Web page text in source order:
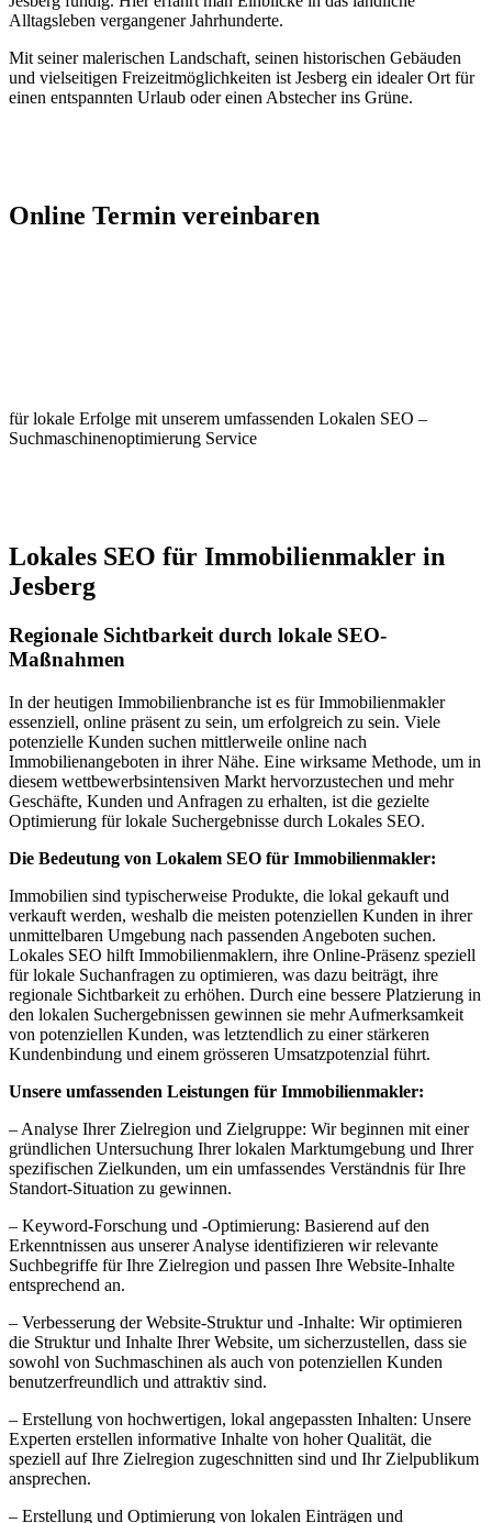
Alltagsleben vergangener Jahrhunderte.
Mit seiner malerischen Landschaft, seinen historischen Gebäuden
und vielseitigen Freizeitmöglichkeiten ist Jesberg ein idealer Ort für
einen entspannten Urlaub oder einen Abstecher ins Grüne.
Online Termin vereinbaren
für lokale Erfolge mit unserem umfassenden Lokalen SEO –
Suchmaschinenoptimierung Service
Lokales SEO für Immobilienmakler in
Jesberg
Regionale Sichtbarkeit durch lokale SEO-
Maßnahmen
In der heutigen Immobilienbranche ist es für Immobilienmakler
essenziell, online präsent zu sein, um erfolgreich zu sein. Viele
potenzielle Kunden suchen mittlerweile online nach
Immobilienangeboten in ihrer Nähe. Eine wirksame Methode, um in
diesem wettbewerbsintensiven Markt hervorzustechen und mehr
Geschäfte, Kunden und Anfragen zu erhalten, ist die gezielte
Optimierung für lokale Suchergebnisse durch Lokales SEO.
Die Bedeutung von Lokalem SEO für Immobilienmakler:
Immobilien sind typischerweise Produkte, die lokal gekauft und
verkauft werden, weshalb die meisten potenziellen Kunden in ihrer
unmittelbaren Umgebung nach passenden Angeboten suchen.
Lokales SEO hilft Immobilienmaklern, ihre Online-Präsenz speziell
für lokale Suchanfragen zu optimieren, was dazu beiträgt, ihre
regionale Sichtbarkeit zu erhöhen. Durch eine bessere Platzierung in
den lokalen Suchergebnissen gewinnen sie mehr Aufmerksamkeit
von potenziellen Kunden, was letztendlich zu einer stärkeren
Kundenbindung und einem grösseren Umsatzpotenzial führt.
Unsere umfassenden Leistungen für Immobilienmakler:
– Analyse Ihrer Zielregion und Zielgruppe: Wir beginnen mit einer
gründlichen Untersuchung Ihrer lokalen Marktumgebung und Ihrer
spezifischen Zielkunden, um ein umfassendes Verständnis für Ihre
Standort-Situation zu gewinnen.
– Keyword-Forschung und -Optimierung: Basierend auf den
Erkenntnissen aus unserer Analyse identifizieren wir relevante
Suchbegriffe für Ihre Zielregion und passen Ihre Website-Inhalte
entsprechend an.
– Verbesserung der Website-Struktur und -Inhalte: Wir optimieren
die Struktur und Inhalte Ihrer Website, um sicherzustellen, dass sie
sowohl von Suchmaschinen als auch von potenziellen Kunden
benutzerfreundlich und attraktiv sind.
– Erstellung von hochwertigen, lokal angepassten Inhalten: Unsere
Experten erstellen informative Inhalte von hoher Qualität, die
speziell auf Ihre Zielregion zugeschnitten sind und Ihr Zielpublikum
ansprechen.
– Erstellung und Optimierung von lokalen Einträgen und